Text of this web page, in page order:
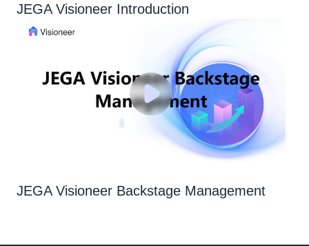
JEGA Visioneer Introduction
JEGA Visioneer Backstage Management